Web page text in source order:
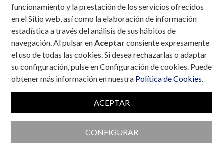
funcionamiento y la prestación de los servicios ofrecidos
en el Sitio web, así como la elaboración de información
estadística a través del análisis de sus hábitos de
navegación. Al pulsar enAceptarconsiente expresamente
el uso de todas las cookies. Si desea rechazarlas o adaptar
su configuración, pulse en Configuración de cookies. Puede
obtener más información en nuestra Política de Cookies.
ACEPTAR
CONFIGURAR